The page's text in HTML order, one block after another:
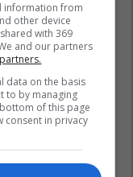
information from
other device
with 369
and our partners
data on the basis
to by managing
of this page
consent in privacy